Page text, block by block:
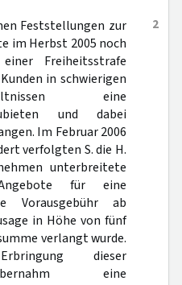
2
Feststellungen zur
im Herbst 2005 noch
Freiheitsstrafe
in schwierigen
eine
und dabei
Im Februar 2006
verfolgten S. die H.
unterbreitete
für eine
Vorausgebühr ab
in Höhe von fünf
verlangt wurde.
dieser
eine